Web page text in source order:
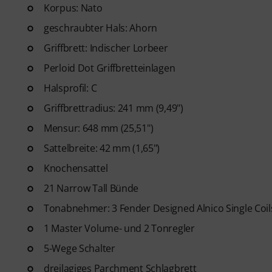
Ausdrucken sowie
weitere Features.
Korpus: Nato
geschraubter Hals: Ahorn
Griffbrett: Indischer Lorbeer
Perloid Dot Griffbretteinlagen
Halsprofil: C
Griffbrettradius: 241 mm (9,49")
Mensur: 648 mm (25,51")
Sattelbreite: 42 mm (1,65")
Knochensattel
21 Narrow Tall Bünde
Tonabnehmer: 3 Fender Designed Alnico Single
1 Master Volume- und 2 Tonregler
5-Wege Schalter
dreilagiges Parchment Schlagbrett